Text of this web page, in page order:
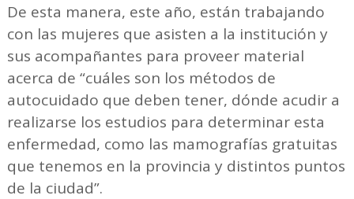
De esta manera, este año, están trabajando
con las mujeres que asisten a la institución y
sus acompañantes para proveer material
acerca de “cuáles son los métodos de
autocuidado que deben tener, dónde acudir a
realizarse los estudios para determinar esta
enfermedad, como las mamografías gratuitas
que tenemos en la provincia y distintos puntos
de la ciudad”.